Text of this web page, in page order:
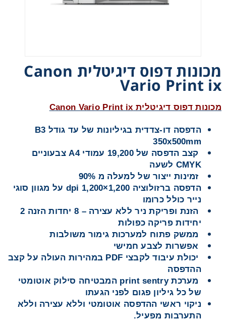
מכונות דפוס דיגיטלית Canon
Vario Print ix
מכונות דפוס דיגיטלית Canon Vario Print ix
הדפסה דו-צדדית בגיליונות של עד גודל B3
350x500mm
קצב הדפסה של 19,200 עמודי A4 צבעוניים
CMYK לשעה
זמינות ייצור של למעלה מ 90%
הדפסה ברזולוציה 1,200×1,200 dpi על מגוון סוגי
נייר כולל כרומו
הזנת ופריקת ניר ללא עצירה – 8 יחדות הזנה 2
יחידות פריקה כפולות
ממשק פתוח למערכות גימור משולבות
אפשרות לצבע חמישי
יכולת עיבוד לקבצי PDF במהירות העולה על קצב
ההדפסה
מערכת print sentry המבטיחה סילוק אוטומטי
של כל גיליון פגום לפני הגעתו
ניקוי ראשי ההדפסה אוטומטי וללא עצירה וללא
התערבות מפעיל.
מעונין לקבל הצעת מחיר או מידע עבור:
חומרי גלם לשילוט